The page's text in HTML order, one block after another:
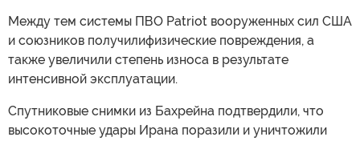
Между тем системы ПВО Patriot вооруженных сил США
и союзников получилифизические повреждения, а
также увеличили степень износа в результате
интенсивной эксплуатации.
Спутниковые снимки из Бахрейна подтвердили, что
высокоточные удары Ирана поразили и уничтожили